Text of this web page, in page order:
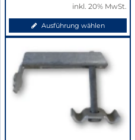
inkl. 20% MwSt.
Ausführung wählen